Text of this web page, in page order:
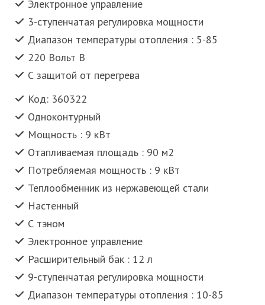
Электронное управление
3-ступенчатая регулировка мощности
Диапазон температуры отопления : 5-85
220 Вольт В
С защитой от перегрева
Код: 360322
Одноконтурный
Мощность : 9 кВт
Отапливаемая площадь : 90 м2
Потребляемая мощность : 9 кВт
Теплообменник из нержавеющей стали
Настенный
С тэном
Электронное управление
Расширительный бак : 12 л
9-ступенчатая регулировка мощности
Диапазон температуры отопления : 10-85